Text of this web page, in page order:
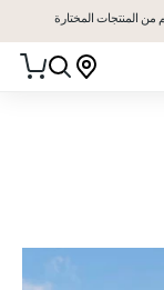
تخطى الى المحتوى
عربة